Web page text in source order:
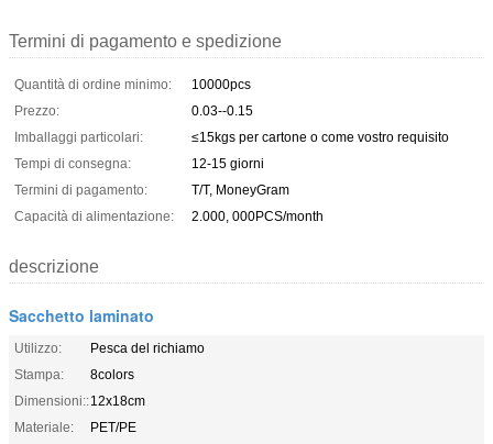
Termini di pagamento e spedizione
Quantità di ordine minimo:
10000pcs
Prezzo:
0.03--0.15
Imballaggi particolari:
≤15kgs per cartone o come vostro requisito
Tempi di consegna:
12-15 giorni
Termini di pagamento:
T/T, MoneyGram
Capacità di alimentazione:
2.000, 000PCS/month
descrizione
Sacchetto laminato
Utilizzo:
Pesca del richiamo
Stampa:
8colors
Dimensioni::12x18cm
Materiale:
PET/PE